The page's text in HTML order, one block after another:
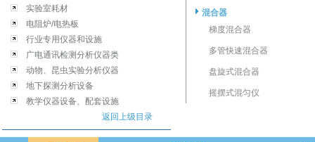
实验室耗材
电阻炉/电热板
行业专用仪器和设施
广电通讯检测分析仪器类
动物、昆虫实验分析仪器
地下探测分析设备
教学仪器设备、配套设施
返回上级目录
混合器
梯度混合器
多管快速混合器
盘旋式混合器
摇摆式混匀仪